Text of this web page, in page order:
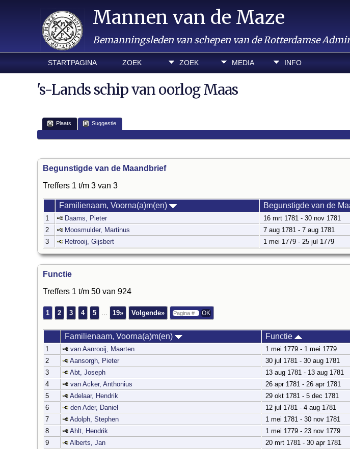
Mannen van de Maze
Bemanningsleden van schepen van de Rotterdamse
STARTPAGINA ZOEK ZOEK MEDIA INFO
's-Lands schip van oorlog Maas
Plaats Suggestie
Begunstigde van de Maandbrief
Treffers 1 t/m 3 van 3
Familienaam, Voorna(a)m(en) Begunstigde van de
1 Daams, Pieter 16 mrt 1781 - 30 nov 1781
2
Moosmulder, Martinus 7 aug 1781 - 7 aug 1781
3
Retrooij, Gijsbert 1 mei 1779 - 25 jul 1779
Functie
Treffers 1 t/m 50 van 924
1 2 3 4 5 ... 19» Volgende»
Familienaam, Voorna(a)m(en) Functie
1 van Aanrooij, Maarten 1 mei 1779 - 1 mei 1779
2
Aansorgh, Pieter 30 jul 1781 - 30 aug 1781
3
Abt, Joseph 13 aug 1781 - 13 aug 1781
4
van Acker, Anthonius 26 apr 1781 - 26 apr 1781
5
Adelaar, Hendrik 29 okt 1781 - 5 dec 1781
6
den Ader, Daniel 12 jul 1781 - 4 aug 1781
7
Adolph, Stephen 1 mei 1781 - 30 nov 1781
8
Ahlt, Hendrik 1 mei 1779 - 23 nov 1779
9
Alberts, Jan 20 mrt 1781 - 30 apr 1781